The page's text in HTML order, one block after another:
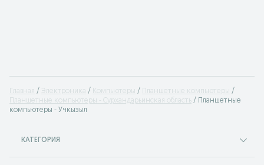
Главная Электроника Компьютеры
Планшетные компьютеры
Планшетные компьютеры - Сурхандарьинская область
Планшетные
компьютеры - Учкызыл
КАТЕГОРИЯ